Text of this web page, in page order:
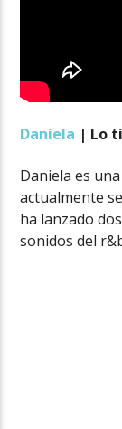
Daniela | Lo
Daniela es
actualmente
ha lanzado
sonidos del